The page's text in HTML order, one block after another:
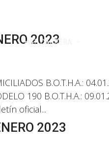
HAZ CARRERA
2023
B.O.T.H.A.:
190 B.O.T.H.A.:
oficial...
2023